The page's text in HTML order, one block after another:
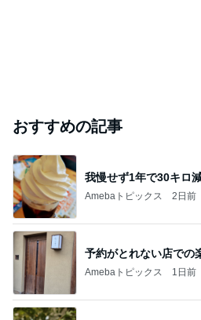
おすすめの記事
我慢せず1年で30キロ
Amebaトピックス 2日前
予約がとれない店での
Amebaトピックス 1日前